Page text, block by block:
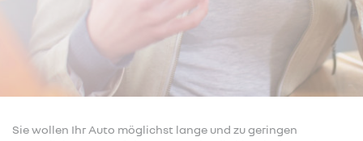
Sie wollen Ihr Auto möglichst lange und zu geringen